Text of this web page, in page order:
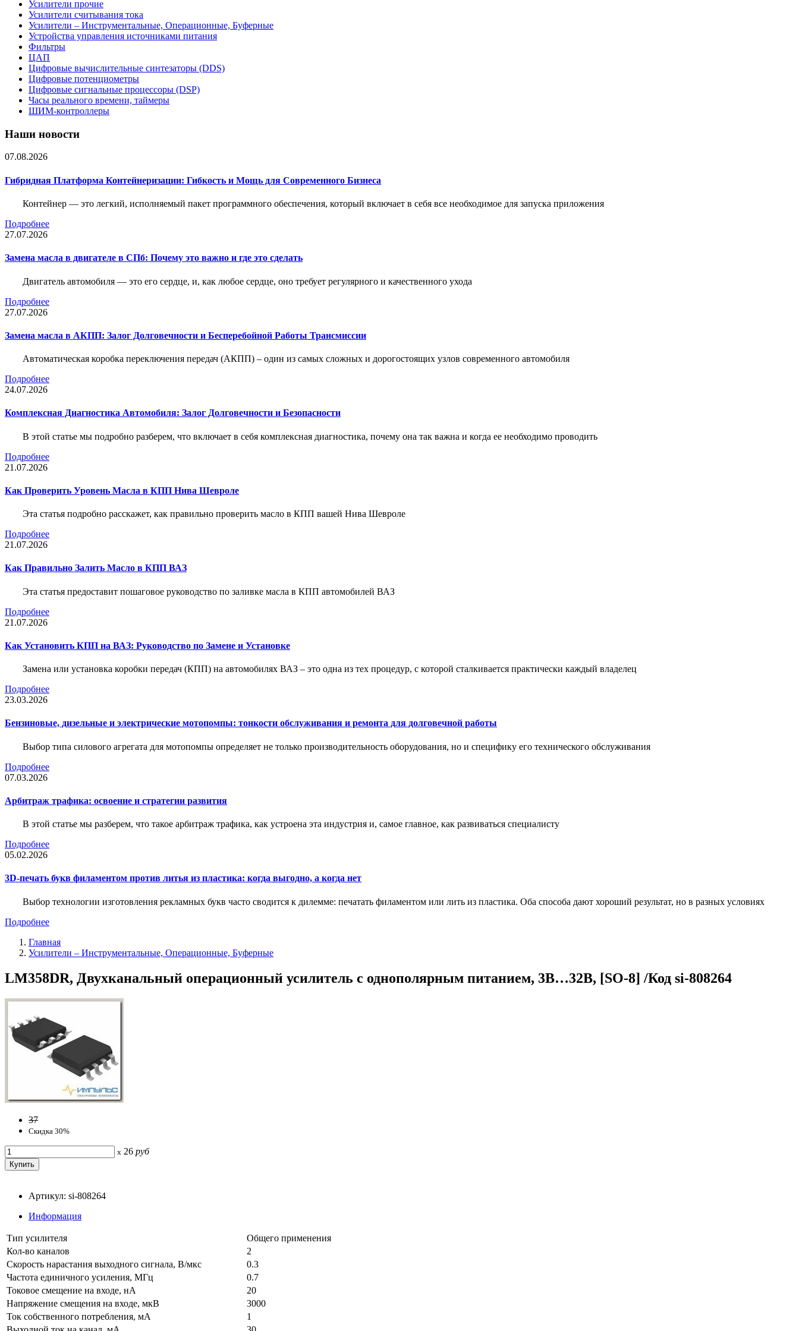
Усилители прочие
Усилители считывания тока
Усилители – Инструментальные, Операционные, Буферные
Устройства управления источниками питания
Фильтры
ЦАП
Цифровые вычислительные синтезаторы (DDS)
Цифровые потенциометры
Цифровые сигнальные процессоры (DSP)
Часы реального времени, таймеры
ШИМ-контроллеры
Наши новости
07.08.2026
Гибридная Платформа Контейнеризации: Гибкость и Мощь для Современного Бизнеса
Контейнер — это легкий, исполняемый пакет программного обеспечения, который включает в себя все необходимое для запуска приложения
Подробнее
27.07.2026
Замена масла в двигателе в СПб: Почему это важно и где это сделать
Двигатель автомобиля — это его сердце, и, как любое сердце, оно требует регулярного и качественного ухода
Подробнее
27.07.2026
Замена масла в АКПП: Залог Долговечности и Бесперебойной Работы Трансмиссии
Автоматическая коробка переключения передач (АКПП) – один из самых сложных и дорогостоящих узлов современного автомобиля
Подробнее
24.07.2026
Комплексная Диагностика Автомобиля: Залог Долговечности и Безопасности
В этой статье мы подробно разберем, что включает в себя комплексная диагностика, почему она так важна и когда ее необходимо проводить
Подробнее
21.07.2026
Как Проверить Уровень Масла в КПП Нива Шевроле
Эта статья подробно расскажет, как правильно проверить масло в КПП вашей Нива Шевроле
Подробнее
21.07.2026
Как Правильно Залить Масло в КПП ВАЗ
Эта статья предоставит пошаговое руководство по заливке масла в КПП автомобилей ВАЗ
Подробнее
21.07.2026
Как Установить КПП на ВАЗ: Руководство по Замене и Установке
Замена или установка коробки передач (КПП) на автомобилях ВАЗ – это одна из тех процедур, с которой сталкивается практически каждый владелец
Подробнее
23.03.2026
Бензиновые, дизельные и электрические мотопомпы: тонкости обслуживания и ремонта для долговечной работы
Выбор типа силового агрегата для мотопомпы определяет не только производительность оборудования, но и специфику его технического обслуживания
Подробнее
07.03.2026
Арбитраж трафика: освоение и стратегии развития
В этой статье мы разберем, что такое арбитраж трафика, как устроена эта индустрия и, самое главное, как развиваться специалисту
Подробнее
05.02.2026
3D-печать букв филаментом против литья из пластика: когда выгодно, а когда нет
Выбор технологии изготовления рекламных букв часто сводится к дилемме: печатать филаментом или лить из пластика. Оба способа дают хороший результат, но в разных условиях
Подробнее
Главная
Усилители – Инструментальные, Операционные, Буферные
LM358DR, Двухканальный операционный усилитель с однополярным питанием, 3В…32В, [SO-8] /Код si-808264
37
Скидка 30%
x 26 руб
Артикул: si-808264
Информация
Тип усилителя
Общего применения
Кол-во каналов
2
Скорость нарастания выходного сигнала, В/мкс
0.3
Частота единичного усиления, МГц
0.7
Токовое смещение на входе, нА
20
Напряжение смещения на входе, мкВ
3000
Ток собственного потребления, мА
1